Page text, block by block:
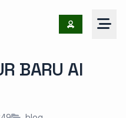
BARU AI